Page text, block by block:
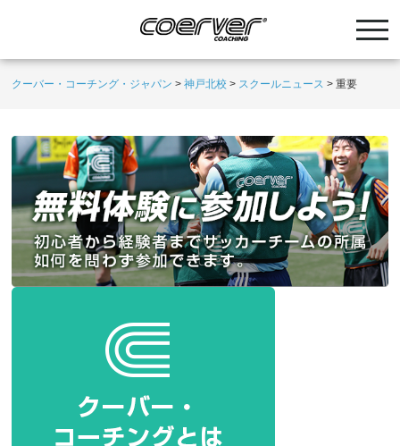
クーバー・コーチング・ジャパン >神戸北校 > スクールニュース >重要